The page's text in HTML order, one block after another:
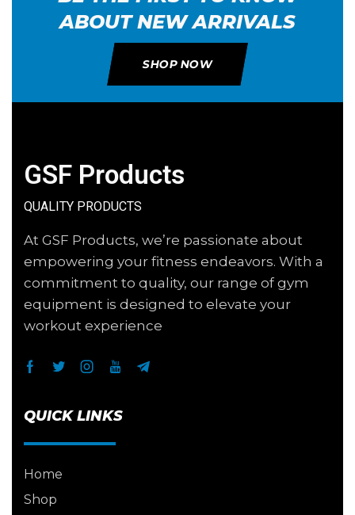
ABOUT NEW ARRIVALS
SHOP NOW
GSF Products
QUALITY PRODUCTS
At GSF Products, we’re passionate about
empowering your fitness endeavors. With a
commitment to quality, our range of gym
equipment is designed to elevate your
workout experience
QUICK LINKS
Home
Shop